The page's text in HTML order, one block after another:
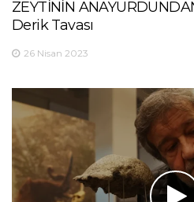
ZEYTİNİN
Derik Tavası
26 Nisan 2023